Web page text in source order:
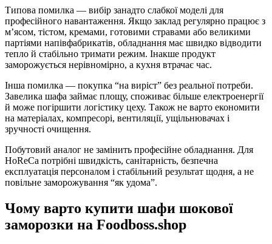
Типова помилка — вибір занадто слабкої моделі для
професійного навантаження. Якщо заклад регулярно працює з
м’ясом, тістом, кремами, готовими стравами або великими
партіями напівфабрикатів, обладнання має швидко відводити
тепло й стабільно тримати режим. Інакше продукт
заморожується нерівномірно, а кухня втрачає час.
Інша помилка — покупка “на виріст” без реальної потреби.
Завелика шафа займає площу, споживає більше електроенергії
й може погіршити логістику цеху. Також не варто економити
на матеріалах, компресорі, вентиляції, ущільнювачах і
зручності очищення.
Побутовий аналог не замінить професійне обладнання. Для
HoReCa потрібні швидкість, санітарність, безпечна
експлуатація персоналом і стабільний результат щодня, а не
повільне заморожування “як удома”.
Чому варто купити шафи шокової
заморозки на Foodboss.shop